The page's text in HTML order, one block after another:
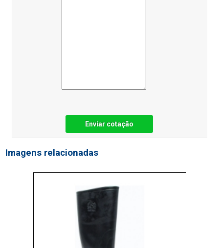
Enviar cotação
Imagens relacionadas